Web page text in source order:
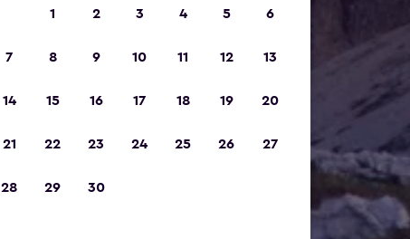
1 2 3 4 5 6
7 8 9 10 11 12 13
14 15 16 17 18 19 20
21 22 23 24 25 26 27
28 29 30